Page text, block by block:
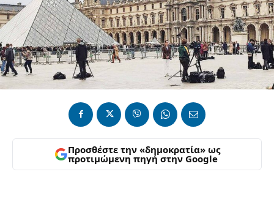
Προσθέστε την «δημοκρατία» ως
προτιμώμενη πηγή στην Google